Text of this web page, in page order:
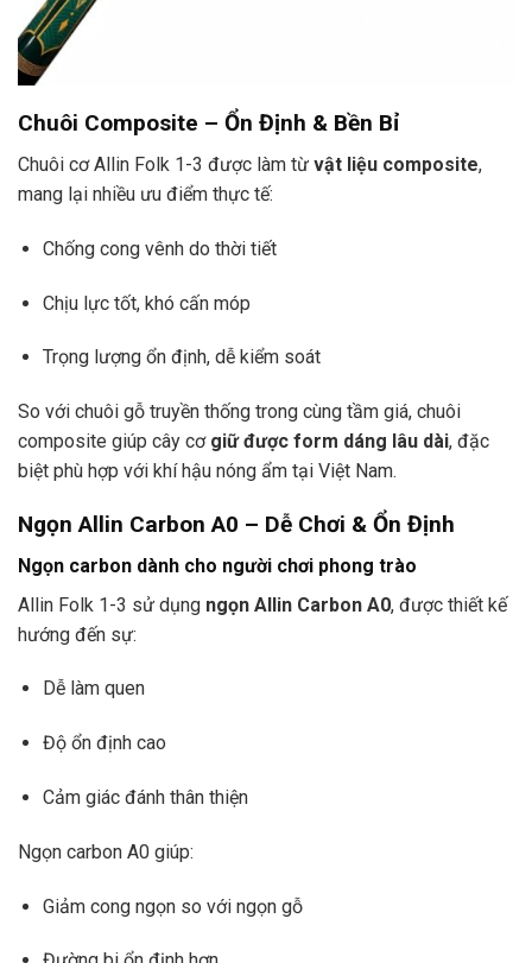
Chuôi Composite – Ổn Định & Bền Bỉ
Chuôi cơ Allin Folk 1-3 được làm từ vật liệu composite,
mang lại nhiều ưu điểm thực tế:
Chống cong vênh do thời tiết
Chịu lực tốt, khó cấn móp
Trọng lượng ổn định, dễ kiểm soát
So với chuôi gỗ truyền thống trong cùng tầm giá, chuôi
composite giúp cây cơ giữ được form dáng lâu dài, đặc
biệt phù hợp với khí hậu nóng ẩm tại Việt Nam.
Ngọn Allin Carbon A0 – Dễ Chơi & Ổn Định
Ngọn carbon dành cho người chơi phong trào
Allin Folk 1-3 sử dụng ngọn Allin Carbon A0, được thiết kế
hướng đến sự:
Dễ làm quen
Độ ổn định cao
Cảm giác đánh thân thiện
Ngọn carbon A0 giúp:
Giảm cong ngọn so với ngọn gỗ